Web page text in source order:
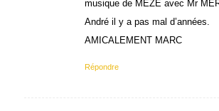
musique de MEZE avec Mr
André il y a pas mal d’années.
AMICALEMENT MARC
Répondre